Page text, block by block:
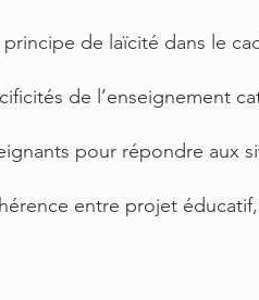
de laïcité dans le
de l’enseignement
pour répondre aux
entre projet